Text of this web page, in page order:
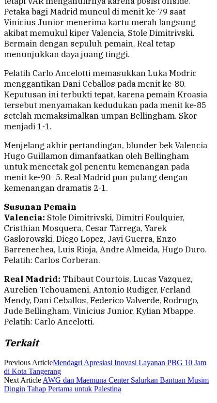
Petaka bagi Madrid muncul di menit ke-79 saat
Vinicius Junior menerima kartu merah langsung
akibat memukul kiper Valencia, Stole Dimitrivski.
Bermain dengan sepuluh pemain, Real tetap
menunjukkan daya juang tinggi.
Pelatih Carlo Ancelotti memasukkan Luka Modric
menggantikan Dani Ceballos pada menit ke-80.
Keputusan ini terbukti tepat, karena pemain Kroasia
tersebut menyamakan kedudukan pada menit ke-85
setelah memaksimalkan umpan Bellingham. Skor
menjadi 1-1.
Menjelang akhir pertandingan, blunder bek Valencia
Hugo Guillamon dimanfaatkan oleh Bellingham
untuk mencetak gol penentu kemenangan pada
menit ke-90+5. Real Madrid pun pulang dengan
kemenangan dramatis 2-1.
Susunan Pemain
Valencia: Stole Dimitrivski, Dimitri Foulquier,
Cristhian Mosquera, Cesar Tarrega, Yarek
Gaslorowski, Diego Lopez, Javi Guerra, Enzo
Barrenechea, Luis Rioja, Andre Almeida, Hugo Duro.
Pelatih: Carlos Corberan.
Real Madrid: Thibaut Courtois, Lucas Vazquez,
Aurelien Tchouameni, Antonio Rudiger, Ferland
Mendy, Dani Ceballos, Federico Valverde, Rodrugo,
Jude Bellingham, Vinicius Junior, Kylian Mbappe.
Pelatih: Carlo Ancelotti.
Terkait
Previous ArticleMendagri Apresiasi Inovasi Layanan PBG 10 Jam
di Kota Tangerang
Next Article AWG dan Maemuna Center Salurkan Bantuan Musim
Dingin Tahap Pertama untuk Palestina